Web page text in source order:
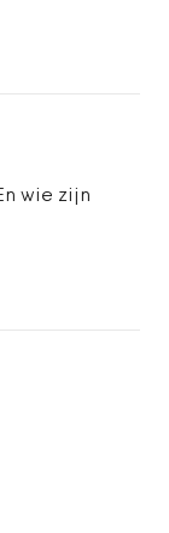
wie zijn